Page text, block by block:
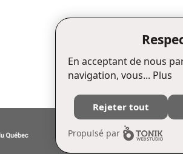
Édifice Fleurie, 480, de La Chapelle,
Tél. : (418) 657-4399 Téléc. : (418)
En acceptant de nous
navigation, vous... Plus
Rejeter tout
Propulsé par